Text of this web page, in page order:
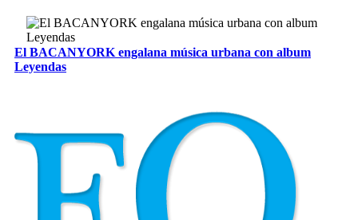
El BACANYORK engalana música urbana con album
Leyendas